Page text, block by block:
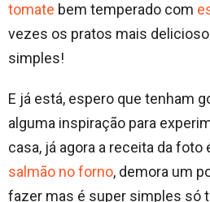
tomate bem temperado com
vezes os pratos mais
simples!
E já está, espero que tenham
alguma inspiração para
casa, já agora a receita da foto
salmão no forno, demora um
fazer mas é super simples só